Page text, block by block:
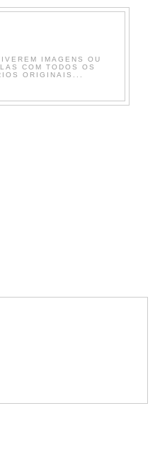
IMAGENS OU
COM TODOS OS
ORIGINAIS...